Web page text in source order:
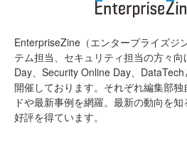
EnterpriseZine（エンタープライズジ
テム担当、セキュリティ担当の方々
Day、Security Online Day、
開催しております。それぞれ編集部
ドや最新事例を網羅。最新の動向を知
好評を得ています。